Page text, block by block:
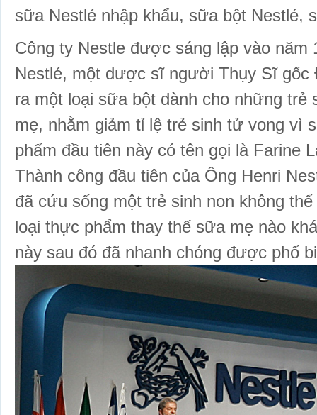
sữa Nestlé nhập khẩu, sữa bột Nestlé,
Công ty Nestle được sáng lập vào năm
Nestlé, một dược sĩ người Thụy Sĩ gốc
ra một loại sữa bột dành cho những trẻ
mẹ, nhằm giảm tỉ lệ trẻ sinh tử vong vì
phẩm đầu tiên này có tên gọi là Farine
Thành công đầu tiên của Ông Henri
đã cứu sống một trẻ sinh non không
loại thực phẩm thay thế sữa mẹ nào
này sau đó đã nhanh chóng được phổ